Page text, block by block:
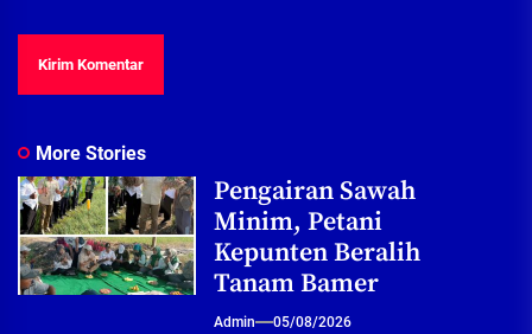
More Stories
Pengairan Sawah
Minim, Petani
Kepunten Beralih
Tanam Bamer
Admin 05/08/2026